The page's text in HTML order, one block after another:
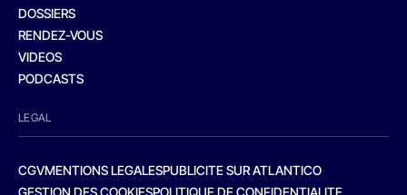
DOSSIERS
RENDEZ-VOUS
VIDEOS
PODCASTS
LEGAL
CGVMENTIONS LEGALESPUBLICITE SUR ATLANTICO
GESTION DES COOKIESPOLITIQUE DE CONFIDENTIALITE